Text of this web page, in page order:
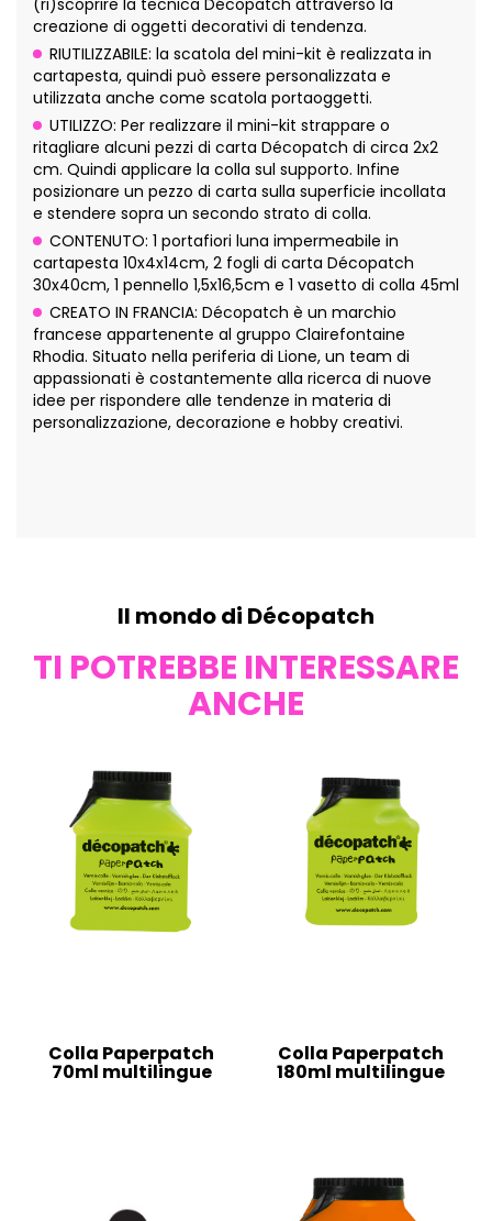
(ri)scoprire la tecnica Décopatch attraverso la
creazione di oggetti decorativi di tendenza.
RIUTILIZZABILE: la scatola del mini-kit è realizzata in
cartapesta, quindi può essere personalizzata e
utilizzata anche come scatola portaoggetti.
UTILIZZO: Per realizzare il mini-kit strappare o
ritagliare alcuni pezzi di carta Décopatch di circa 2x2
cm. Quindi applicare la colla sul supporto. Infine
posizionare un pezzo di carta sulla superficie incollata
e stendere sopra un secondo strato di colla.
CONTENUTO: 1 portafiori luna impermeabile in
cartapesta 10x4x14cm, 2 fogli di carta Décopatch
30x40cm, 1 pennello 1,5x16,5cm e 1 vasetto di colla 45ml
CREATO IN FRANCIA: Décopatch è un marchio
francese appartenente al gruppo Clairefontaine
Rhodia. Situato nella periferia di Lione, un team di
appassionati è costantemente alla ricerca di nuove
idee per rispondere alle tendenze in materia di
personalizzazione, decorazione e hobby creativi.
Il mondo di Décopatch
TI POTREBBE INTERESSARE
ANCHE
Colla Paperpatch
70ml multilingue
Colla Paperpatch
180ml multilingue